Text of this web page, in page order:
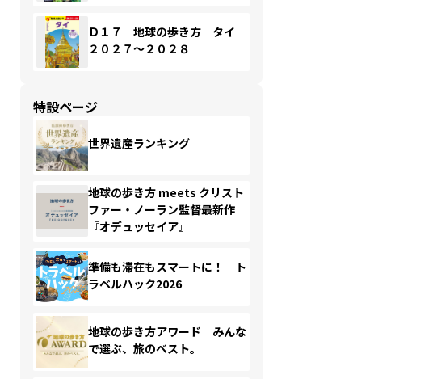
Ｄ１７ 地球の歩き方 タイ
２０２７～２０２８
特設ページ
世界遺産ランキング
地球の歩き方 meets クリスト
ファー・ノーラン監督最新作
『オデュッセイア』
準備も滞在もスマートに！ ト
ラベルハック2026
地球の歩き方アワード みんな
で選ぶ、旅のベスト。